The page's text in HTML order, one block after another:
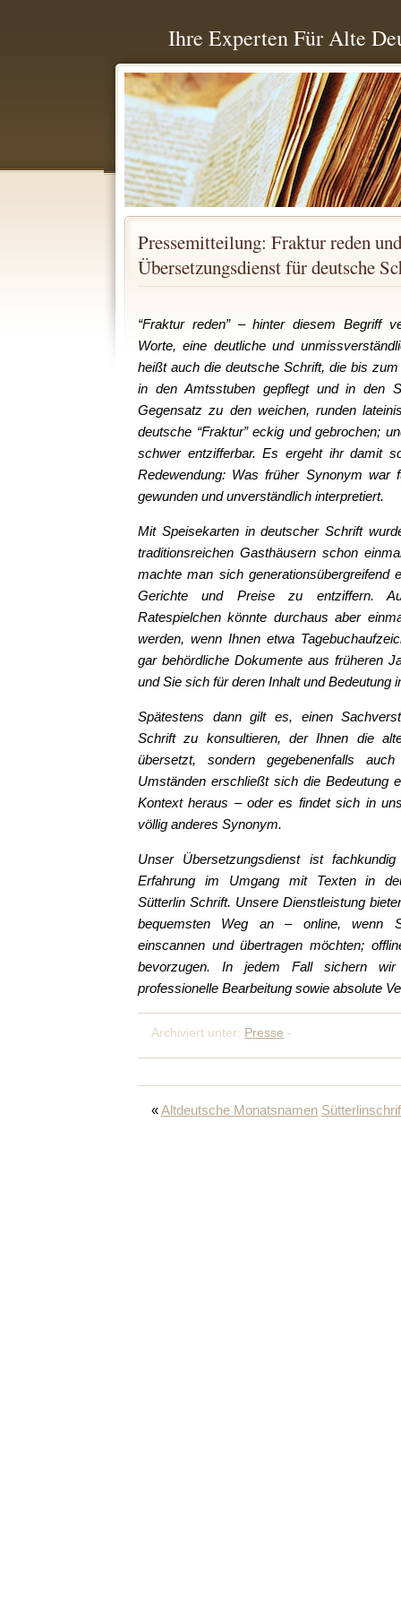
Ihre Experten Für Alte
Pressemitteilung: Fraktur reden
Übersetzungsdienst für deutsche
“Fraktur reden” – hinter diesem Begriff
Worte, eine deutliche und
heißt auch die deutsche Schrift, die bis
in den Amtsstuben gepflegt und in den
Gegensatz zu den weichen, runden
deutsche “Fraktur” eckig und gebrochen;
schwer entzifferbar. Es ergeht ihr damit
Redewendung: Was früher Synonym war
gewunden und unverständlich interpretiert.
Mit Speisekarten in deutscher Schrift
traditionsreichen Gasthäusern schon
machte man sich generationsübergreifend
Gerichte und Preise zu entziffern.
Ratespielchen könnte durchaus aber
werden, wenn Ihnen etwa
gar behördliche Dokumente aus früheren
und Sie sich für deren Inhalt und Bedeutung
Spätestens dann gilt es, einen
Schrift zu konsultieren, der Ihnen die
übersetzt, sondern gegebenenfalls
Umständen erschließt sich die Bedeutung
Kontext heraus – oder es findet sich in
völlig anderes Synonym.
Unser Übersetzungsdienst ist
Erfahrung im Umgang mit Texten in
Sütterlin Schrift. Unsere Dienstleistung
bequemsten Weg an – online, wenn
einscannen und übertragen möchten;
bevorzugen. In jedem Fall sichern
professionelle Bearbeitung sowie absolute
Archiviert unter: Presse -
«Altdeutsche Monatsnamen